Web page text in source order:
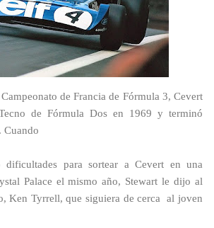
de Francia de Fórmula 3, Cevert
de Fórmula Dos en 1969 y terminó
Cuando
dificultades para sortear a Cevert en una
Palace el mismo año, Stewart le dijo al
Ken Tyrrell, que siguiera de cerca al joven